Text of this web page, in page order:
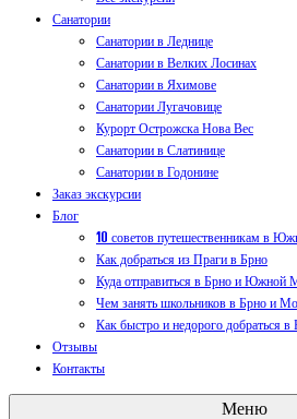
Санатории
Санатории в Леднице
Санатории в Велких Лосинах
Санатории в Яхимове
Санатории Лугачовице
Курорт Острожска Нова Вес
Санатории в Слатинице
Санатории в Годонине
Заказ экскурсии
Блог
10 советов путешественникам в
Как добраться из Праги в Брно
Куда отправиться в Брно и Южной
Чем занять школьников в Брно и
Как быстро и недорого добраться в
Отзывы
Контакты
Меню